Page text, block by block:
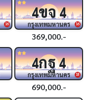
16 16
4ขจ4
กรุงเทพมหานคร
369,000.-
18
4กฐ4
กรุงเทพมหานคร
690,000.-